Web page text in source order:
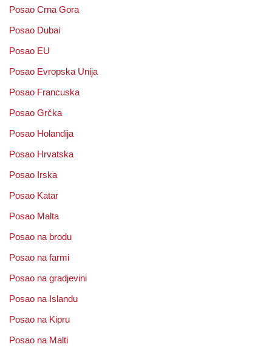
Posao Crna Gora
Posao Dubai
Posao EU
Posao Evropska Unija
Posao Francuska
Posao Grčka
Posao Holandija
Posao Hrvatska
Posao Irska
Posao Katar
Posao Malta
Posao na brodu
Posao na farmi
Posao na gradjevini
Posao na Islandu
Posao na Kipru
Posao na Malti